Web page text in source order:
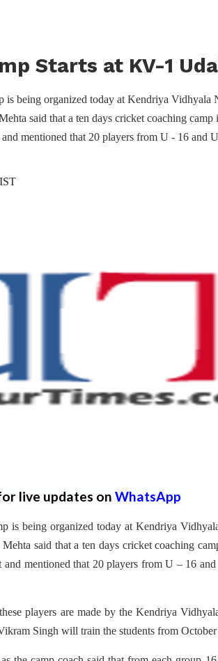
Starts at KV-1
is being organized today at Kendriya Vidhyala
said that a ten days cricket coaching camp
mentioned that 20 players from U - 16 and
live updates on WhatsApp
is being organized today at Kendriya
said that a ten days cricket coaching
mentioned that 20 players from U – 16
players are made by the Kendriya
Singh will train the students from